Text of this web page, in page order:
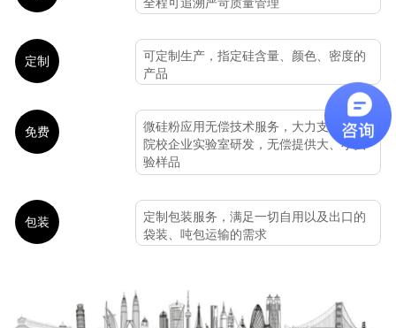
定制
可定制生产，指定硅含量、颜色、密度的
产品
免费
微硅粉应用无偿技术服务，大力支持各大
院校企业实验室研发，无偿提供大、小实
验样品
包装
定制包装服务，满足一切自用以及出口的
袋装、吨包运输的需求